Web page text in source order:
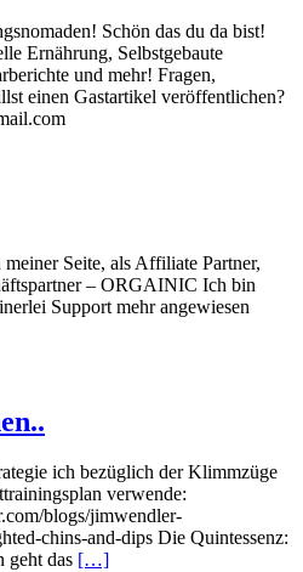
Schön das du da bist!
Ernährung, Selbstgebaute
und mehr! Fragen,
einen Gastartikel veröffentlichen?
meiner Seite, als Affiliate Partner,
– ORGAINIC Ich bin
Support mehr angewiesen
ich bezüglich der Klimmzüge
verwende:
blogs/jimwendler-
chins-and-dips Die Quintessenz:
geht das […]